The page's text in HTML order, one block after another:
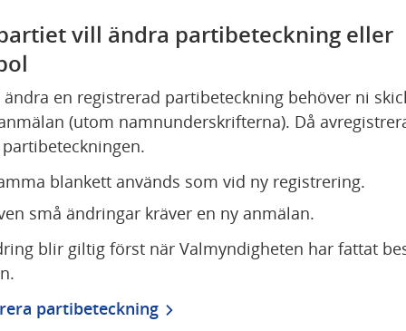
vill ändra partibeteckning eller
ändra en registrerad partibeteckning behöver ni
(utom namnunderskrifterna). Då
blankett används som vid ny registrering.
små ändringar kräver en ny anmälan.
blir giltig först när Valmyndigheten har fattat
partibeteckning